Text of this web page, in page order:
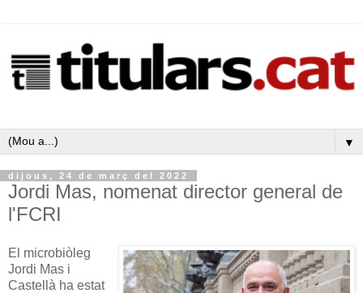
▼
dijous, 24 de març del 2022
Jordi Mas, nomenat director general de
l'FCRI
El microbiòleg
Jordi Mas i
Castellà ha estat